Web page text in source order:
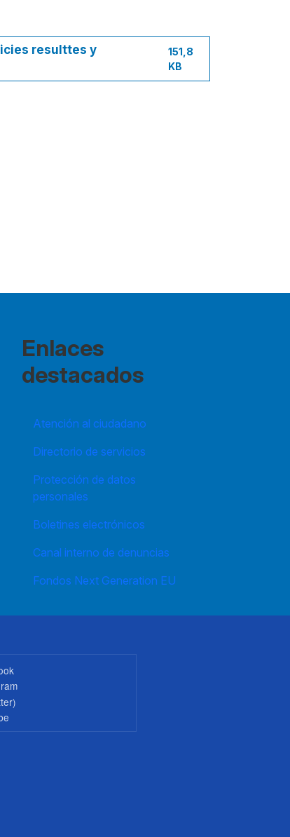
resulttes y
151,8
KB
Enlaces
destacados
Atención al ciudadano
Directorio de servicios
Protección de datos
personales
Boletines electrónicos
Canal interno de denuncias
Fondos Next Generation EU